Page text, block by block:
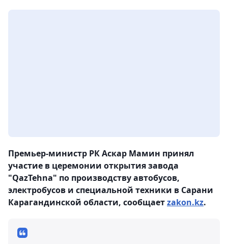
Премьер-министр РК Аскар Мамин принял
участие в церемонии открытия завода
"QazTehna" по производству автобусов,
электробусов и специальной техники в Сарани
Карагандинской области, сообщаетzakon.kz.